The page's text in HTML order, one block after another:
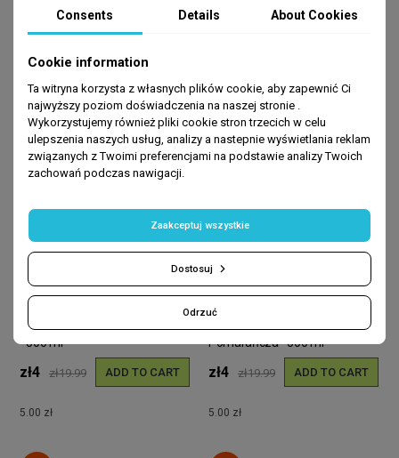
BEST SELLERS
Mydło w płynie do ciała. Mango
- 500 ml
zł4 zł19.99 ADD TO CART
5.00 zł
HOME
Mydło w płynie do ciała.
Pomarańcza - 500 ml
zł4 zł19.99 ADD TO CART
5.00 zł
Consents Details About Cookies
Cookie information
Ta witryna korzysta z własnych plików cookie, aby zapewnić Ci
najwyższy poziom doświadczenia na naszej stronie .
Wykorzystujemy również pliki cookie stron trzecich w celu
ulepszenia naszych usług, analizy a nastepnie wyświetlania reklam
związanych z Twoimi preferencjami na podstawie analizy Twoich
zachowań podczas nawigacji.
Odrzuć
Dostosuj
Zaakceptuj wszystkie